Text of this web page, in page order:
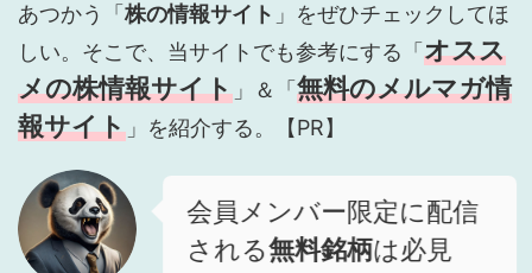
あつかう「 株の情報サイト 」をぜひチェックしてほ
しい。そこで、当サイトでも参考にする「 オスス
メの株情報サイト 」＆「 無料のメルマガ情
報サイト 」を紹介する。【PR】
会員メンバー限定に配信
される無料銘柄は必見